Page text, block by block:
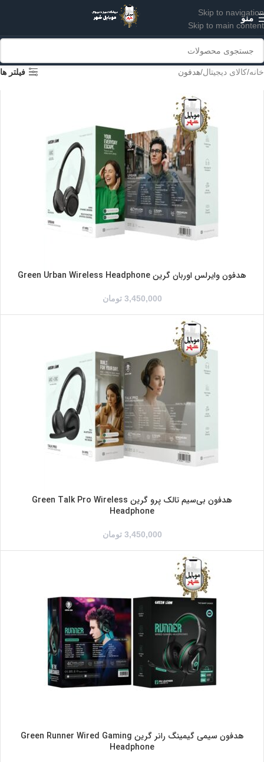
Skip to navigation
Skip to main content
منو
خانه کالای دیجیتال هدفون فیلتر ها
هدفون وایرلس اوربان گرین Green Urban Wireless Headphone
3,450,000 تومان
هدفون بی‌سیم تالک پرو گرین Green Talk Pro Wireless
Headphone
3,450,000 تومان
هدفون سیمی گیمینگ رانر گرین Green Runner Wired Gaming
Headphone